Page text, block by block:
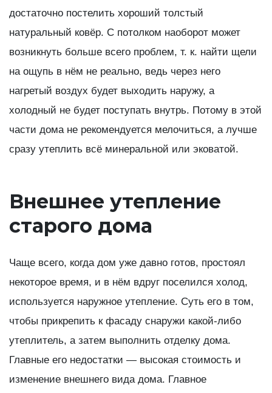
достаточно постелить хороший толстый
натуральный ковёр. С потолком наоборот может
возникнуть больше всего проблем, т. к. найти щели
на ощупь в нём не реально, ведь через него
нагретый воздух будет выходить наружу, а
холодный не будет поступать внутрь. Потому в этой
части дома не рекомендуется мелочиться, а лучше
сразу утеплить всё минеральной или эковатой.
Внешнее утепление
старого дома
Чаще всего, когда дом уже давно готов, простоял
некоторое время, и в нём вдруг поселился холод,
используется наружное утепление. Суть его в том,
чтобы прикрепить к фасаду снаружи какой-либо
утеплитель, а затем выполнить отделку дома.
Главные его недостатки — высокая стоимость и
изменение внешнего вида дома. Главное